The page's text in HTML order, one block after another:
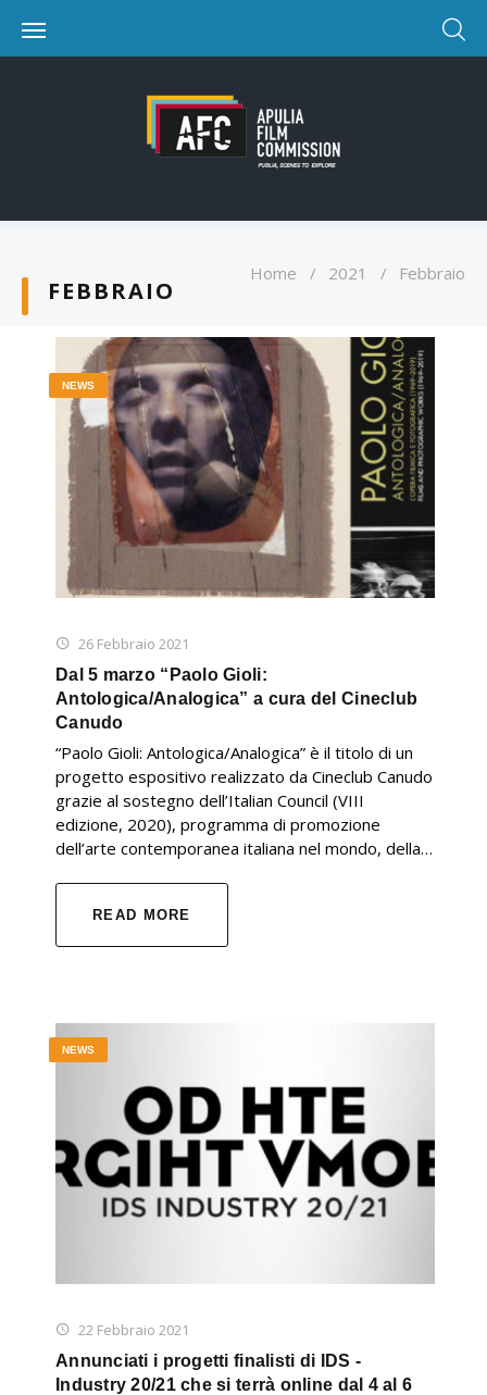
FEBBRAIO
Home / 2021 / Febbraio
26 Febbraio 2021
NEWS
Dal 5 marzo “Paolo Gioli:
Antologica/Analogica” a cura del Cineclub
Canudo
“Paolo Gioli: Antologica/Analogica” è il titolo di un
progetto espositivo realizzato da Cineclub Canudo
grazie al sostegno dell’Italian Council (VIII
edizione, 2020), programma di promozione
dell’arte contemporanea italiana nel mondo, della…
READ MORE
22 Febbraio 2021
NEWS
Annunciati i progetti finalisti di IDS -
Industry 20/21 che si terrà online dal 4 al 6